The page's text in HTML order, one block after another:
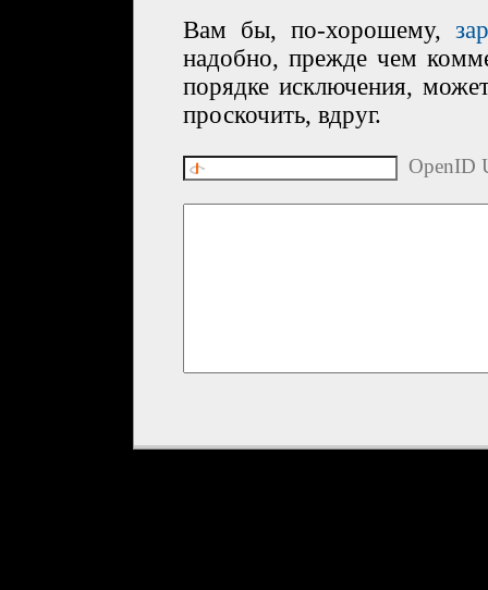
Вам бы, по-хорошему,
надобно, прежде чем
порядке исключения,
проскочить, вдруг.
OpenID